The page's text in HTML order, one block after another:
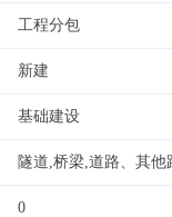
工程分包
新建
基础建设
隧道,桥梁,道路、其他
0